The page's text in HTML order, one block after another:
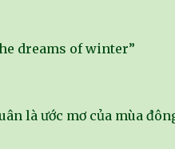
dreams of winter”
là ước mơ của mùa